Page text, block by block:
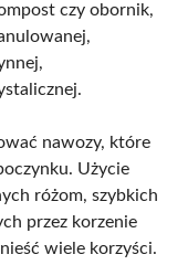
czy obornik,
nawozy, które
Użycie
różom, szybkich
przez korzenie
wiele korzyści.